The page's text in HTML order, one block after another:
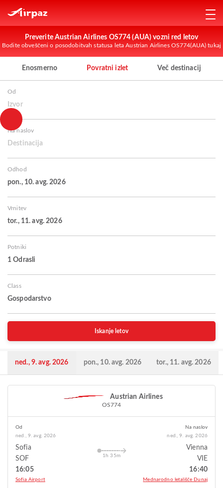
Preverite Austrian Airlines OS774 (AUA) vozni red letov
Bodite obveščeni o posodobitvah statusa leta Austrian Airlines OS774(AUA) tukaj
Enosmerno Povratni izlet Več destinacij
Od
Izvor
Na naslov
Destinacija
Odhod
pon., 10. avg. 2026
Vrnitev
tor., 11. avg. 2026
Potniki
1 Odrasli
Class
Gospodarstvo
Iskanje letov
ned., 9. avg. 2026 pon., 10. avg. 2026 tor., 11. avg. 2026
Austrian Airlines
OS774
Od
ned., 9. avg. 2026
Sofia
SOF
16:05
Sofia Airport
1h 35m
Na naslov
ned., 9. avg. 2026
Vienna
VIE
16:40
Mednarodno letališče Dunaj